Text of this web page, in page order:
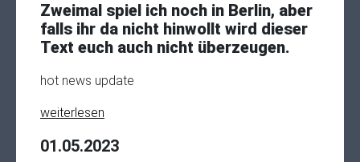
Zweimal spiel ich noch in Berlin, aber
falls ihr da nicht hinwollt wird dieser
Text euch auch nicht überzeugen.
hot news update
weiterlesen
01.05.2023